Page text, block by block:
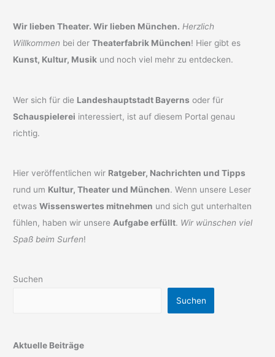
Wir lieben Theater. Wir lieben München. Herzlich
Willkommen bei derTheaterfabrik München! Hier gibt es
Kunst, Kultur, Musik und noch viel mehr zu entdecken.
Wer sich für die Landeshauptstadt Bayerns oder für
Schauspielerei interessiert, ist auf diesem Portal genau
richtig.
Hier veröffentlichen wir Ratgeber, Nachrichten und Tipps
rund um Kultur, Theater und München. Wenn unsere Leser
etwasWissenswertes mitnehmen und sich gut unterhalten
fühlen, haben wir unsere Aufgabe erfüllt. Wir wünschen viel
Spaß beim Surfen!
Suchen
Suchen
Aktuelle Beiträge